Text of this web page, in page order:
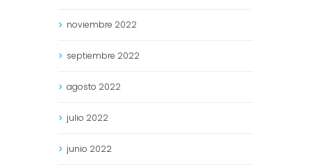
noviembre 2022
septiembre 2022
agosto 2022
julio 2022
junio 2022